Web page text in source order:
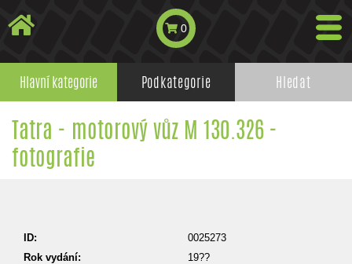
0
Hlavní kategorie Podkategorie Hledat
Tatra - motorový vůz M 130.326 -
fotografie
ID:
0025273
Rok vydání:
19??